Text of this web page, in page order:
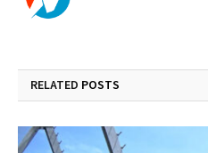
RELATED POSTS